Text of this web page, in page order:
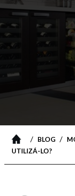
/ BLOG/
UTILIZÁ-LO?